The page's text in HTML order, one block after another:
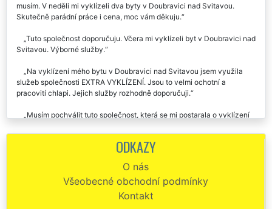
musím. V neděli mi vyklízeli dva byty v Doubravici nad Svitavou.
Skutečně parádní práce i cena, moc vám děkuju.
Tuto společnost doporučuju. Včera mi vyklízeli byt v Doubravici nad
Svitavou. Výborné služby.
Na vyklízení mého bytu v Doubravici nad Svitavou jsem využila
služeb společnosti EXTRA VYKLÍZENÍ. Jsou to velmi ochotní a
pracovití chlapi. Jejich služby rozhodně doporučuji.
Musím pochválit tuto společnost, která se mi postarala o vyklízení
doporučuju.
postarala o vyklízení našich bytů v Doubravici nad Svitavou. Naprostá
spokojenost. Vždycky jsme jim pouze předali klíče, a večer jsme si
převzali kompletně vyklizený byt. Doporučujeme.
ODKAZY
O nás
Všeobecné obchodní podmínky
Kontakt